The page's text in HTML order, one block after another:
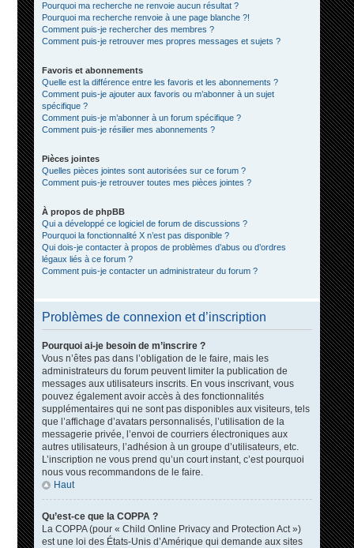
Pourquoi ma recherche ne renvoie aucun résultat ?
Pourquoi ma recherche renvoie à une page blanche ?!
Comment puis-je rechercher des membres ?
Comment puis-je retrouver mes propres messages et sujets ?
Favoris et abonnements
Quelle est la différence entre les favoris et les abonnements ?
Comment puis-je ajouter aux favoris ou m’abonner à un sujet
spécifique ?
Comment puis-je m’abonner à un forum spécifique ?
Comment puis-je résilier mes abonnements ?
Pièces jointes
Quelles pièces jointes sont autorisées sur ce forum ?
Comment puis-je retrouver toutes mes pièces jointes ?
À propos de phpBB
Qui a développé ce logiciel de forum de discussions ?
Pourquoi la fonctionnalité X n’est pas disponible ?
Qui dois-je contacter à propos de problèmes d’abus ou d’ordres
légaux liés à ce forum ?
Comment puis-je contacter un administrateur du forum ?
Problèmes de connexion et d’inscription
Pourquoi ai-je besoin de m’inscrire ?
Vous n’êtes pas dans l’obligation de le faire, mais les
administrateurs du forum peuvent limiter la publication de
messages aux utilisateurs inscrits. En vous inscrivant, vous
pouvez également avoir accès à des fonctionnalités
supplémentaires qui ne sont pas disponibles aux visiteurs, tels
que l’affichage d’avatars personnalisés, l’utilisation de la
messagerie privée, l’envoi de courriers électroniques aux
autres utilisateurs, l’adhésion à un groupe d’utilisateurs, etc.
L’inscription ne vous prend qu’un court instant, c’est pourquoi
nous vous recommandons de le faire.
Haut
Qu’est-ce que la COPPA ?
La COPPA (pour « Child Online Privacy and Protection Act »)
est une loi des États-Unis d’Amérique qui demande aux sites